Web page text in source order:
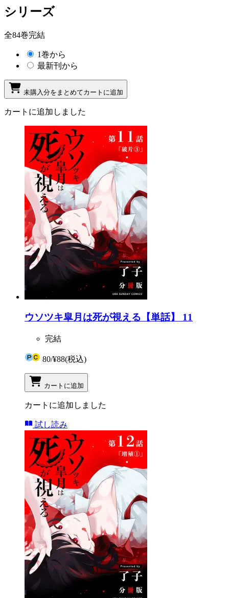
シリーズ
全84巻完結
1巻から
最新刊から
未購入分をまとめてカートに追加
カートに追加しました
ウソツキ皐月は死が視える【単話】 11
完結
80/¥88(税込)
カートに追加
カートに追加しました
試し読み